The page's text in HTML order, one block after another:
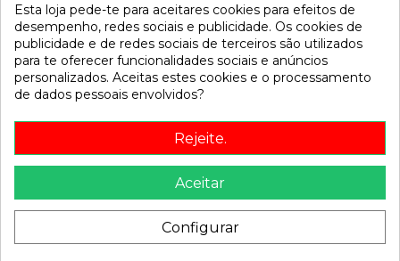
| 06.01 - 12.05
Referência 794788
Disponível a partir de: 2022-04-05
(e46) 316ti | 06.01 - 12.05 316ti | 06.01 - 12.05 referencia OEM
Esta loja pede-te para aceitares cookies para efeitos de
desempenho, redes sociais e publicidade. Os cookies de
publicidade e de redes sociais de terceiros são utilizados
para te oferecer funcionalidades sociais e anúncios
personalizados. Aceitas estes cookies e o processamento
de dados pessoais envolvidos?
Rejeite.
Aceitar
Configurar